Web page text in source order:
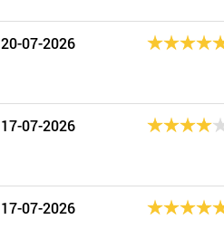
20-07-2026
17-07-2026
17-07-2026